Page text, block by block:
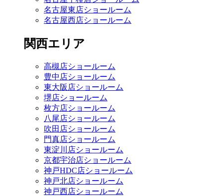
名古屋東店ショールーム
名古屋西店ショールーム
関西エリア
高槻店ショールーム
豊中店ショールーム
東大阪店ショールーム
堺店ショールーム
枚方店ショールーム
八尾店ショールーム
吹田店ショールーム
門真店ショールーム
東淀川店ショールーム
京都宇治店ショールーム
神戸HDC店ショールーム
神戸北店ショールーム
神戸西店ショールーム